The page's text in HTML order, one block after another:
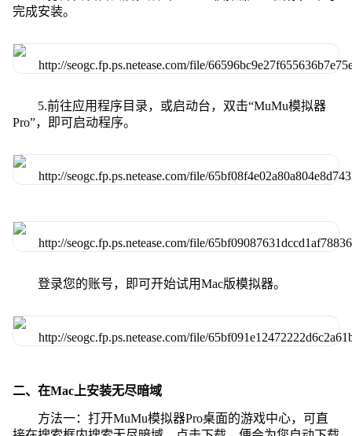
完成安装。
5.前往应用程序目录，或启动台，双击“MuMu模拟器
Pro”，即可启动程序。
登录您的账号，即可开始试用Mac版模拟器。
二、在Mac上安装无尽暗域
方法一：打开MuMu模拟器Pro桌面的游戏中心，可直